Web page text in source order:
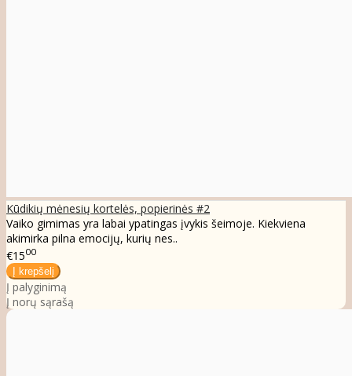
Kūdikių mėnesių kortelės, popierinės #2
Vaiko gimimas yra labai ypatingas įvykis šeimoje. Kiekviena
akimirka pilna emocijų, kurių nes..
€1500
Į palyginimą
Į norų sąrašą